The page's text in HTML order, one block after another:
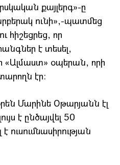
քայլերգ»-ը
ունի»,-պատմեց
հիշեցրեց, որ
է տեսել,
«Ալմաստ» օպերան, որի
էր:
Մարինե Օթարյանն էլ
է ընծայվել 50